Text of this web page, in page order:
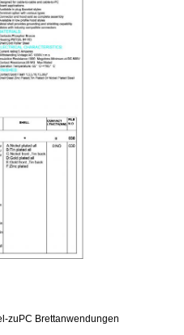
zuPC Brettanwendungen